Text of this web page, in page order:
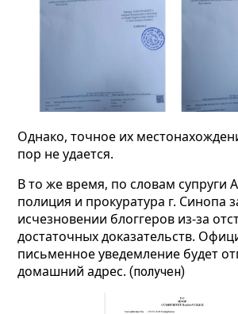
Однако, точное их
пор не удается.
В то же время, по словам супруги
полиция и прокуратура г. Синопа
исчезновении блоггеров из-за
достаточных доказательств.
письменное уведемление будет
домашний адрес. (получен)